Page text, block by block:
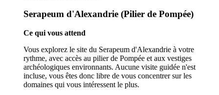
Serapeum d'Alexandrie (Pilier de Pompée)
Ce qui vous attend
Vous explorez le site du Serapeum d'Alexandrie à votre
rythme, avec accès au pilier de Pompée et aux vestiges
archéologiques environnants. Aucune visite guidée n'est
incluse, vous êtes donc libre de vous concentrer sur les
domaines qui vous intéressent le plus.